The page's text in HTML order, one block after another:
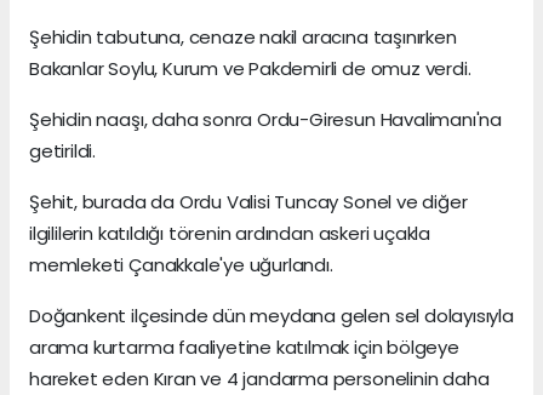
Şehidin tabutuna, cenaze nakil aracına taşınırken
Bakanlar Soylu, Kurum ve Pakdemirli de omuz verdi.
Şehidin naaşı, daha sonra Ordu-Giresun Havalimanı'na
getirildi.
Şehit, burada da Ordu Valisi Tuncay Sonel ve diğer
ilgililerin katıldığı törenin ardından askeri uçakla
memleketi Çanakkale'ye uğurlandı.
Doğankent ilçesinde dün meydana gelen sel dolayısıyla
arama kurtarma faaliyetine katılmak için bölgeye
hareket eden Kıran ve 4 jandarma personelinin daha